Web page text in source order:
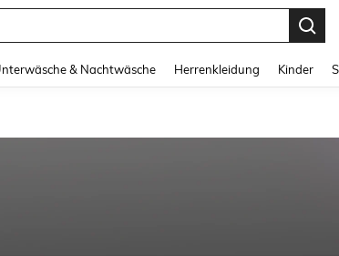
& Nachtwäsche Herrenkleidung Kinder